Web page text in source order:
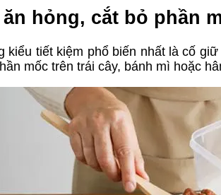
hỏng, cắt bỏ phần
kiểu tiết kiệm phổ biến nhất là cố
mốc trên trái cây, bánh mì hoặc